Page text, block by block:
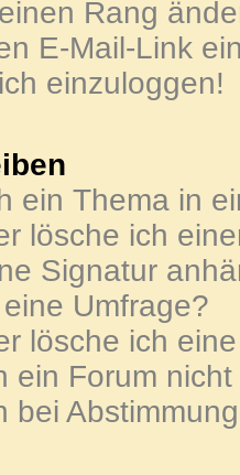
Rang
E-Mail-Link
einzuloggen!
ein Thema in
lösche ich
Signatur
Umfrage?
lösche ich
ein Forum
bei